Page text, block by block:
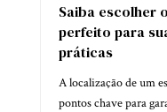
Saiba escolher
perfeito para
práticas
A localização de um
pontos chave para